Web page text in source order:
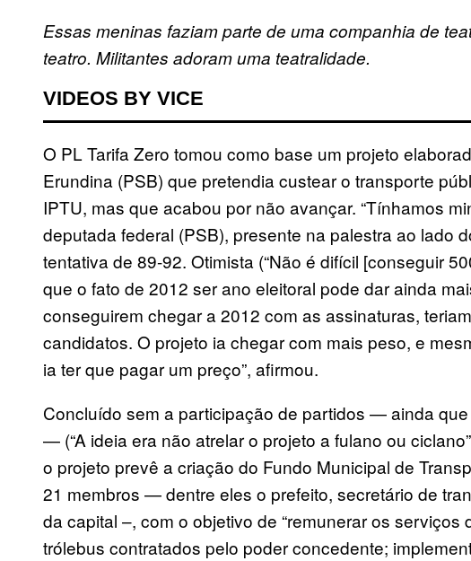
Essas meninas faziam parte de uma companhia de
teatro. Militantes adoram uma teatralidade.
VIDEOS BY VICE
O PL Tarifa Zero tomou como base um projeto
Erundina (PSB) que pretendia custear o transporte
IPTU, mas que acabou por não avançar. “Tínhamos
deputada federal (PSB), presente na palestra ao lado
tentativa de 89-92. Otimista (“Não é difícil [conseguir
que o fato de 2012 ser ano eleitoral pode dar ainda
conseguirem chegar a 2012 com as assinaturas,
candidatos. O projeto ia chegar com mais peso, e
ia ter que pagar um preço”, afirmou.
Concluído sem a participação de partidos — ainda
— (“A ideia era não atrelar o projeto a fulano ou
o projeto prevê a criação do Fundo Municipal de
21 membros — dentre eles o prefeito, secretário de
da capital –, com o objetivo de “remunerar os
trólebus contratados pelo poder concedente;